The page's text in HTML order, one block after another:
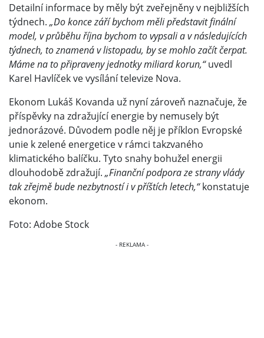
Detailní informace by měly být zveřejněny v nejbližších
týdnech. „Do konce září bychom měli představit finální
model, v průběhu října bychom to vypsali a v následujících
týdnech, to znamená v listopadu, by se mohlo začít čerpat.
Máme na to připraveny jednotky miliard korun,“uvedl
Karel Havlíček ve vysílání televize Nova.
Ekonom Lukáš Kovanda už nyní zároveň naznačuje, že
příspěvky na zdražující energie by nemusely být
jednorázové. Důvodem podle něj je příklon Evropské
unie k zelené energetice v rámci takzvaného
klimatického balíčku. Tyto snahy bohužel energii
dlouhodobě zdražují. „Finanční podpora ze strany vlády
tak zřejmě bude nezbytností i v příštích letech,“konstatuje
ekonom.
Foto: Adobe Stock